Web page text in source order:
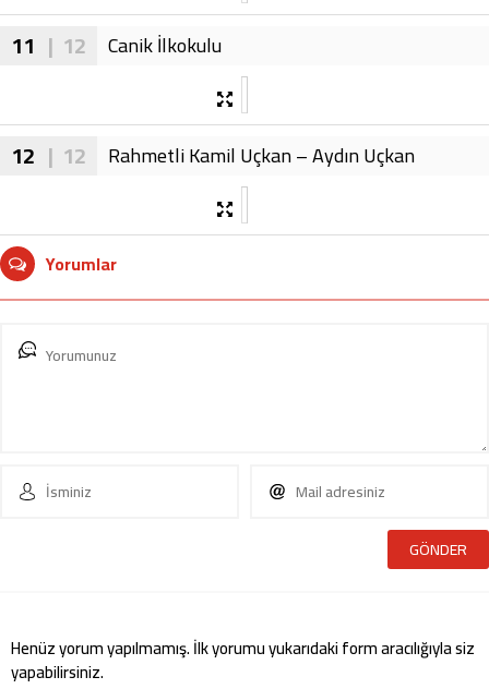
11 | 12 Canik İlkokulu
12 | 12 Rahmetli Kamil Uçkan – Aydın Uçkan
Yorumlar
Henüz yorum yapılmamış. İlk yorumu yukarıdaki form aracılığıyla siz
yapabilirsiniz.